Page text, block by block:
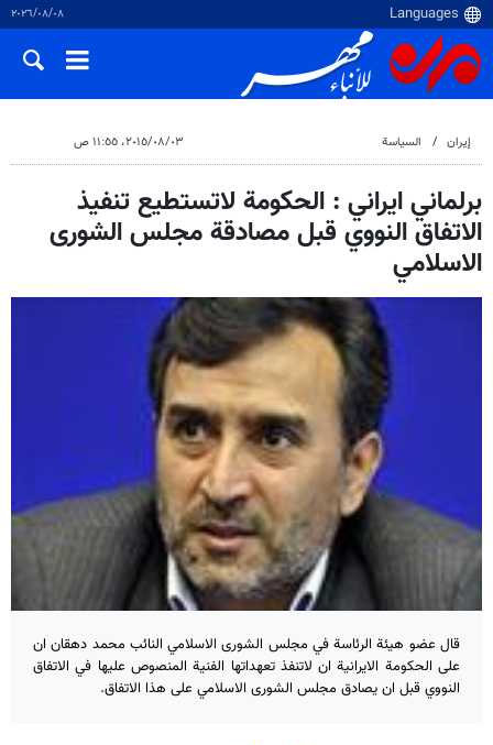
٠٨‏/٠٨‏/٢٠٢٦
إيران السياسة ٠٣‏/٠٨‏/٢٠١٥، ١١:٥٥ ص
برلماني ايراني : الحكومة لاتستطيع تنفيذ
الاتفاق النووي قبل مصادقة مجلس الشورى
الاسلامي
قال عضو هيئة الرئاسة في مجلس الشورى الاسلامي النائب محمد دهقان ان
على الحكومة الايرانية ان لاتنفذ تعهداتها الفنية المنصوص عليها في الاتفاق
النووي قبل ان يصادق مجلس الشورى الاسلامي على هذا الاتفاق.